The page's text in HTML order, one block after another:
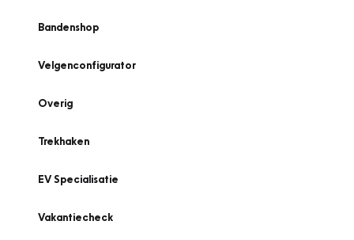
Bandenshop
Velgenconfigurator
Overig
Trekhaken
EV Specialisatie
Vakantiecheck